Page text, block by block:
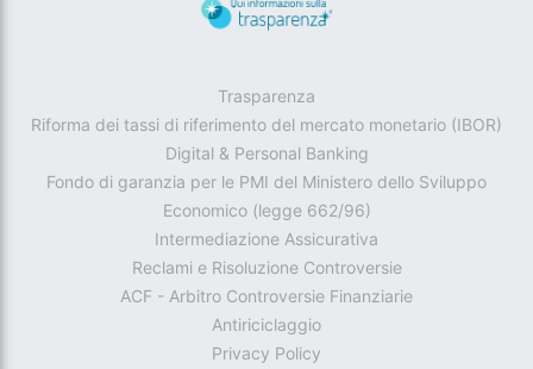
Trasparenza
Riforma dei tassi di riferimento del mercato monetario (IBOR)
Digital & Personal Banking
Fondo di garanzia per le PMI del Ministero dello Sviluppo
Economico (legge 662/96)
Intermediazione Assicurativa
Reclami e Risoluzione Controversie
ACF - Arbitro Controversie Finanziarie
Antiriciclaggio
Privacy Policy